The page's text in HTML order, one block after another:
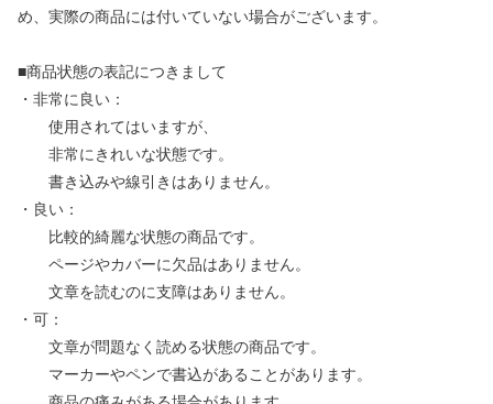
め、実際の商品には付いていない場合がございます。
■商品状態の表記につきまして
・非常に良い：
使用されてはいますが、
非常にきれいな状態です。
書き込みや線引きはありません。
・良い：
比較的綺麗な状態の商品です。
ページやカバーに欠品はありません。
文章を読むのに支障はありません。
・可：
文章が問題なく読める状態の商品です。
マーカーやペンで書込があることがあります。